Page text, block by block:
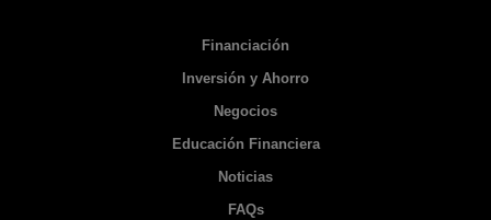
Financiación
Inversión y Ahorro
Negocios
Educación Financiera
Noticias
FAQs